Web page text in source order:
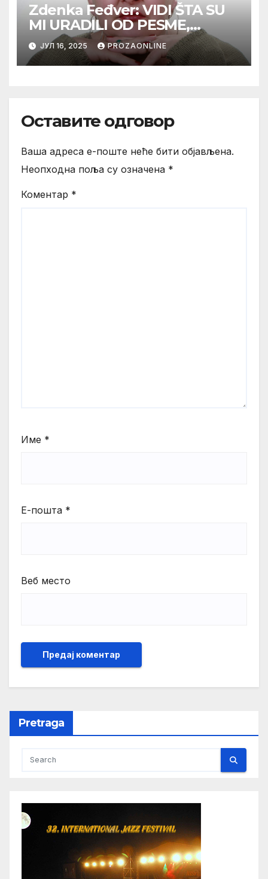
Zdenka Feđver: VIDI ŠTA SU
MI URADILI OD PESME,
MAMA*
ЈУЛ 16, 2025 PROZAONLINE
Оставите одговор
Ваша адреса е-поште неће бити објављена.
Неопходна поља су означена *
Коментар *
Име *
Е-пошта *
Веб место
Pretraga